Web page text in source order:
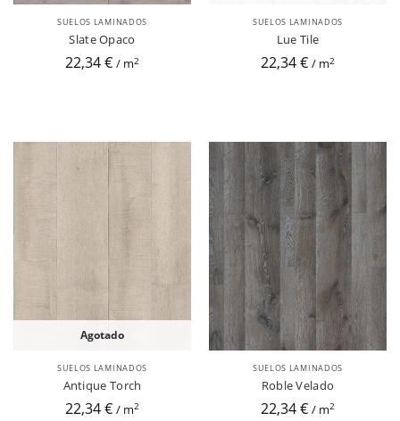
SUELOS LAMINADOS
Slate Opaco
22,34 € / m2
SUELOS LAMINADOS
Lue Tile
22,34 € / m2
Agotado
SUELOS LAMINADOS
Antique Torch
22,34 € / m2
SUELOS LAMINADOS
Roble Velado
22,34 € / m2